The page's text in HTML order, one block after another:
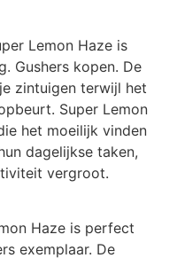
Lemon Haze is
Gushers kopen. De
zintuigen terwijl het
Super Lemon
het moeilijk vinden
dagelijkse taken,
vergroot.
Haze is perfect
exemplaar. De